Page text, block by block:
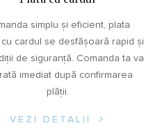
simplu și eficient, plata
cardul se desfășoară rapid și
de siguranță. Comanda ta va
imediat după confirmarea
plății.
VEZI DETALII